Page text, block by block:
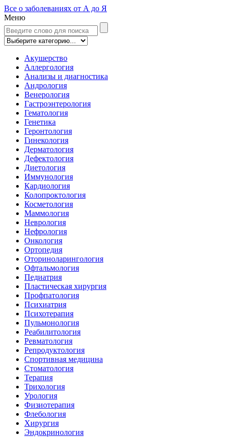
Все о заболеваниях от А до Я
Меню
Акушерство
Аллергология
Анализы и диагностика
Андрология
Венерология
Гастроэнтерология
Гематология
Генетика
Геронтология
Гинекология
Дерматология
Дефектология
Диетология
Иммунология
Кардиология
Колопроктология
Косметология
Маммология
Неврология
Нефрология
Онкология
Ортопедия
Оториноларингология
Офтальмология
Педиатрия
Пластическая хирургия
Профпатология
Психиатрия
Психотерапия
Пульмонология
Реабилитология
Ревматология
Репродуктология
Спортивная медицина
Стоматология
Терапия
Трихология
Урология
Физиотерапия
Флебология
Хирургия
Эндокринология